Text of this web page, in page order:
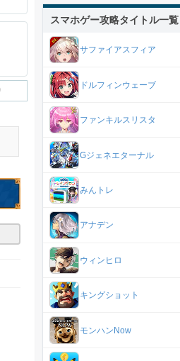
スマホゲー攻略タイトル一覧
サファイアスフィア
ドルフィンウェーブ
ファンキルスリスタ
Gジェネエターナル
みんトレ
アナデン
ウィンヒロ
キングショット
モンハンNow